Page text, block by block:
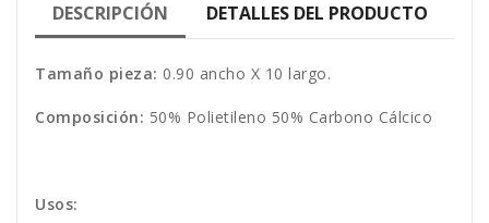
DESCRIPCIÓN DETALLES DEL PRODUCTO
Tamaño pieza: 0.90 ancho X 10 largo.
Composición: 50% Polietileno 50% Carbono Cálcico
Usos: